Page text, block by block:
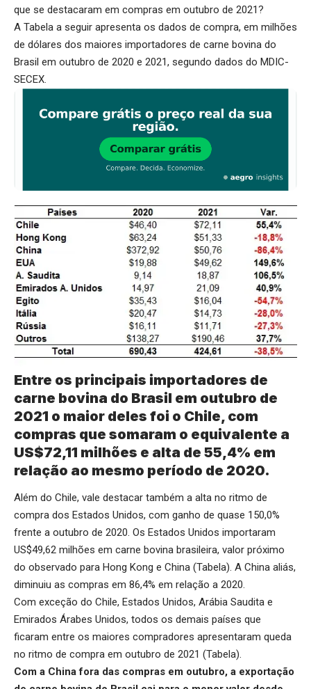
que se destacaram em compras em outubro de 2021?
A Tabela a seguir apresenta os dados de compra, em milhões
de dólares dos maiores importadores de carne bovina do
Brasil em outubro de 2020 e 2021, segundo dados do MDIC-
SECEX.
Entre os principais importadores de
carne bovina do Brasil em outubro de
2021 o maior deles foi o Chile, com
compras que somaram o equivalente a
US$72,11 milhões e alta de 55,4% em
relação ao mesmo período de 2020.
Além do Chile, vale destacar também a alta no ritmo de
compra dos Estados Unidos, com ganho de quase 150,0%
frente a outubro de 2020. Os Estados Unidos importaram
US$49,62 milhões em carne bovina brasileira, valor próximo
do observado para Hong Kong e China (Tabela). A China aliás,
diminuiu as compras em 86,4% em relação a 2020.
Com exceção do Chile, Estados Unidos, Arábia Saudita e
Emirados Árabes Unidos, todos os demais países que
ficaram entre os maiores compradores apresentaram queda
no ritmo de compra em outubro de 2021 (Tabela).
Com a China fora das compras em outubro, a exportação